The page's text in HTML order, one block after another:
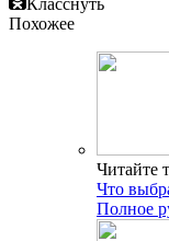
Класснуть
Похожее
Читайте
Что
Полное